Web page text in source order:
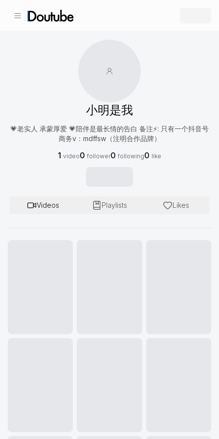
小明是我
💗老实人 承蒙厚爱 💗陪伴是最长情的告白 备注⚡️: 只有一个抖音号
商务v：mdffsw（注明合作品牌）
1 video0 follower0 following0 like
Videos Playlists Likes